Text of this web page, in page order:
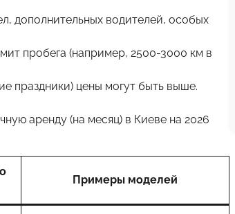
дополнительных водителей, особых
пробега (например, 2500-3000 км в
праздники) цены могут быть выше.
аренду (на месяц) в Киеве на 2026
Примеры моделей